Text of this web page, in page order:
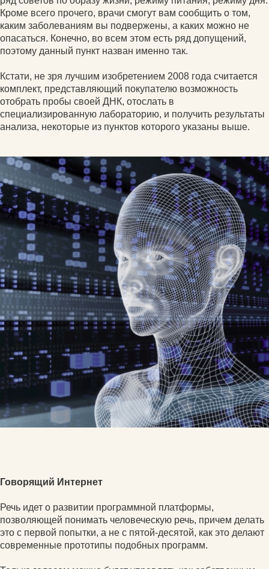
Кроме всего прочего, врачи смогут вам сообщить о том,
каким заболеваниям вы подвержены, а каких можно не
опасаться. Конечно, во всем этом есть ряд допущений,
поэтому данный пункт назван именно так.
Кстати, не зря лучшим изобретением 2008 года считается
комплект, представляющий покупателю возможность
отобрать пробы своей ДНК, отослать в
специализированную лабораторию, и получить результаты
анализа, некоторые из пунктов которого указаны выше.
Говорящий Интернет
Речь идет о развитии программной платформы,
позволяющей понимать человеческую речь, причем делать
это с первой попытки, а не с пятой-десятой, как это делают
современные прототипы подобных программ.